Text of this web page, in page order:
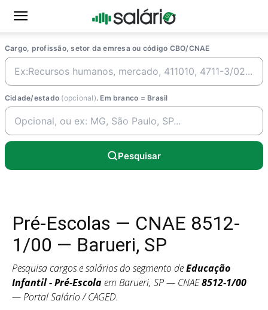
Cargo, profissão, setor da emresa ou código CBO/CNAE
Cidade/estado (opcional). Em branco = Brasil
Pesquisar
Pré-Escolas — CNAE 8512-
1/00 — Barueri, SP
Pesquisa cargos e salários do segmento deEducação
Infantil - Pré-Escolaem Barueri, SP — CNAE8512-1/00
— Portal Salário / CAGED.